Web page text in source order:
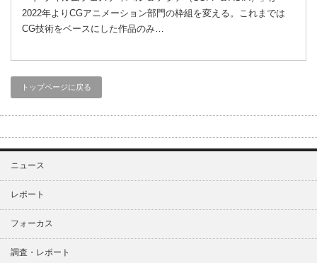
2022年よりCGアニメーション部門の枠組を変える。これまでは
CG技術をベースにした作品のみ…
トップページに戻る
ニュース
レポート
フォーカス
調査・レポート